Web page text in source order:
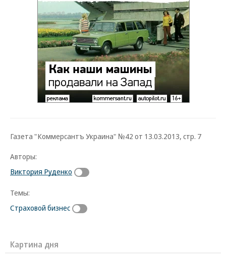
Газета "Коммерсантъ Украина" №42 от 13.03.2013, стр. 7
Авторы:
Виктория Руденко
Темы:
Страховой бизнес
Картина дня